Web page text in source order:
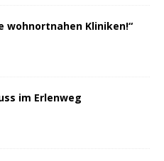
wohnortnahen Kliniken!“
im Erlenweg